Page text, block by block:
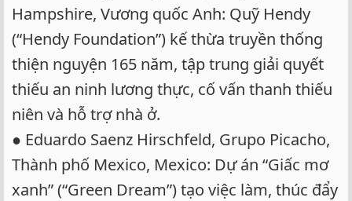
Hampshire, Vương quốc Anh: Quỹ Hendy
(“Hendy Foundation”) kế thừa truyền thống
thiện nguyện 165 năm, tập trung giải quyết
thiếu an ninh lương thực, cố vấn thanh thiếu
niên và hỗ trợ nhà ở.
● Eduardo Saenz Hirschfeld, Grupo Picacho,
Thành phố Mexico, Mexico: Dự án “Giấc mơ
xanh” (“Green Dream”) tạo việc làm, thúc đẩy